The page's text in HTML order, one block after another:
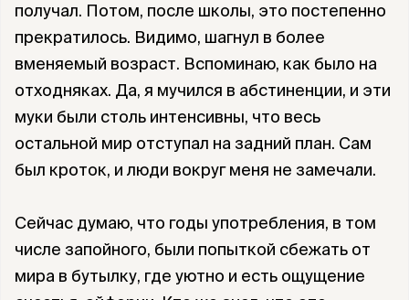
получал. Потом, после школы, это постепенно
прекратилось. Видимо, шагнул в более
вменяемый возраст. Вспоминаю, как было на
отходняках. Да, я мучился в абстиненции, и эти
муки были столь интенсивны, что весь
остальной мир отступал на задний план. Сам
был кроток, и люди вокруг меня не замечали.
Сейчас думаю, что годы употребления, в том
числе запойного, были попыткой сбежать от
мира в бутылку, где уютно и есть ощущение